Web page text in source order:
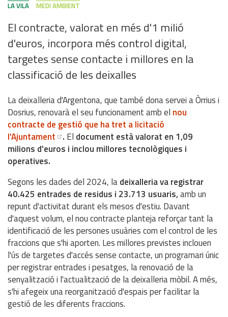
LA VILA MEDI AMBIENT
El contracte, valorat en més d'1 milió
d'euros, incorpora més control digital,
targetes sense contacte i millores en la
classificació de les deixalles
La deixalleria d'Argentona, que també dona servei a Òrrius i
Dosrius, renovarà el seu funcionament amb el nou
contracte de gestió que ha tret a licitació
l'Ajuntament
. El document està valorat en 1,09
milions d'euros i inclou millores tecnològiques i
operatives.
Segons les dades del 2024, ladeixalleria va registrar
40.425 entrades de residus i 23.713 usuaris,amb un
repunt d'activitat durant els mesos d'estiu. Davant
d'aquest volum, el nou contracte planteja reforçar tant la
identificació de les persones usuàries com el control de les
fraccions que s'hi aporten. Les millores previstes inclouen
l'ús de targetes d'accés sense contacte, un programari únic
per registrar entrades i pesatges, la renovació de la
senyalització i l'actualització de la deixalleria mòbil. A més,
s'hi afegeix una reorganització d'espais per facilitar la
gestió de les diferents fraccions.